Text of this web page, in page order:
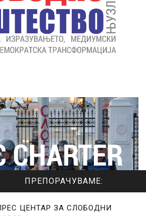
ПРЕПОРАЧУВАМЕ:
ЦЕНТАР ЗА СЛОБОДНИ